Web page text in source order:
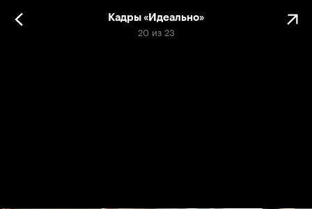
Кадры «Идеально»
20 из 23